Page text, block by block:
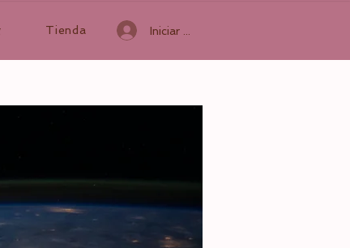
Tienda Iniciar sesión